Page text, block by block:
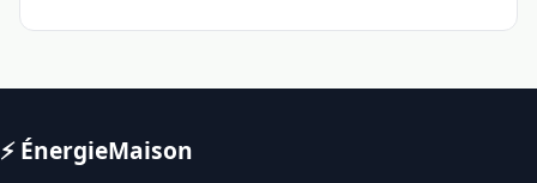
⚡ ÉnergieMaison